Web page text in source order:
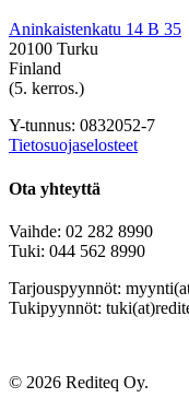
Aninkaistenkatu 14 B 35
20100 Turku
Finland
(5. kerros.)
Y-tunnus: 0832052-7
Tietosuojaselosteet
Ota yhteyttä
Vaihde: 02 282 8990
Tuki: 044 562 8990
Tarjouspyynnöt:
Tukipyynnöt:
© 2026 Rediteq Oy.